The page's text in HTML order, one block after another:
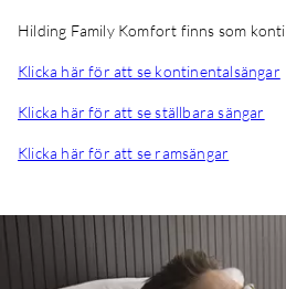
Hilding Family Komfort finns som
Klicka här för att se kontinentalsängar
Klicka här för att se ställbara sängar
Klicka här för att se ramsängar